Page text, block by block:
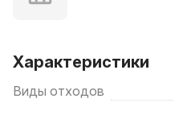
Характеристики
Виды отходов